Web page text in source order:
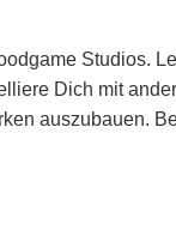
Studios.
Dich mit
auszubauen.